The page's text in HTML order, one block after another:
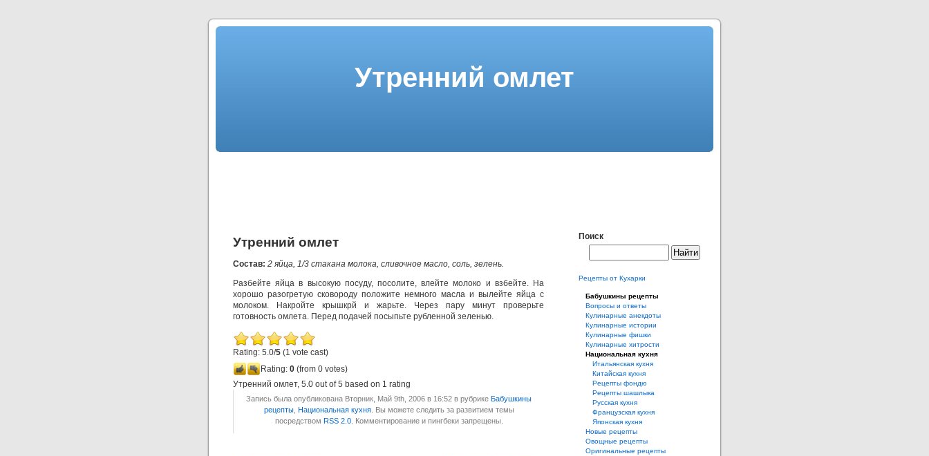
Утренний омлет
Утренний омлет
Состав: 2 яйца, 1/3 стакана молока, сливочное масло, соль, зелень.
Разбейте яйца в высокую посуду, посолите, влейте молоко и взбейте. На
хорошо разогретую сковороду положите немного масла и вылейте яйца с
молоком. Накройте крышкрй и жарьте. Через пару минут проверьте
готовность омлета. Перед подачей посыпьте рубленной зеленью.
Rating: 5.0/5 (1 vote cast)
Rating: 0 (from 0 votes)
Утренний омлет, 5.0 out of5 based on 1 rating
Запись была опубликована Вторник, Май 9th, 2006 в 16:52 в рубрике Бабушкины
рецепты, Национальная кухня. Вы можете следить за развитием темы
посредством RSS 2.0. Комментирование и пингбеки запрещены.
Поиск
Рецепты от Кухарки
Бабушкины рецепты
Вопросы и ответы
Кулинарные анекдоты
Кулинарные истории
Кулинарные фишки
Кулинарные хитрости
Национальная кухня
Итальянская кухня
Китайская кухня
Рецепты фондю
Рецепты шашлыка
Русская кухня
Французская кухня
Японская кухня
Новые рецепты
Овощные рецепты
Оригинальные рецепты